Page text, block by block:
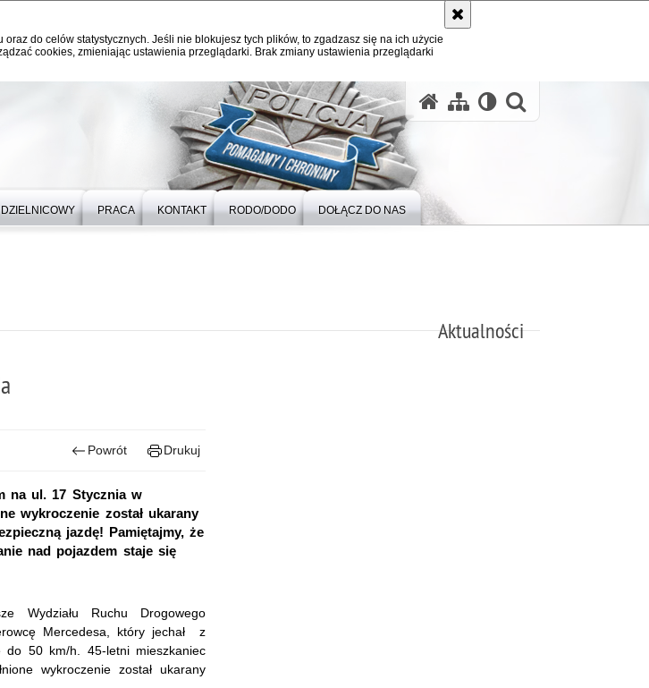
do celów statystycznych. Jeśli nie blokujesz tych plików, to zgadzasz się na ich użycie
cookies, zmieniając ustawienia przeglądarki. Brak zmiany ustawienia przeglądarki
PRACA KONTAKT RODO/DODO DOŁĄCZ DO NAS
Aktualności
Powrót Drukuj
na ul. 17 Stycznia w
wykroczenie został ukarany
jazdę! Pamiętajmy, że
nad pojazdem staje się
Wydziału Ruchu Drogowego
Mercedesa, który jechał z
do 50 km/h. 45-letni mieszkaniec
wykroczenie został ukarany